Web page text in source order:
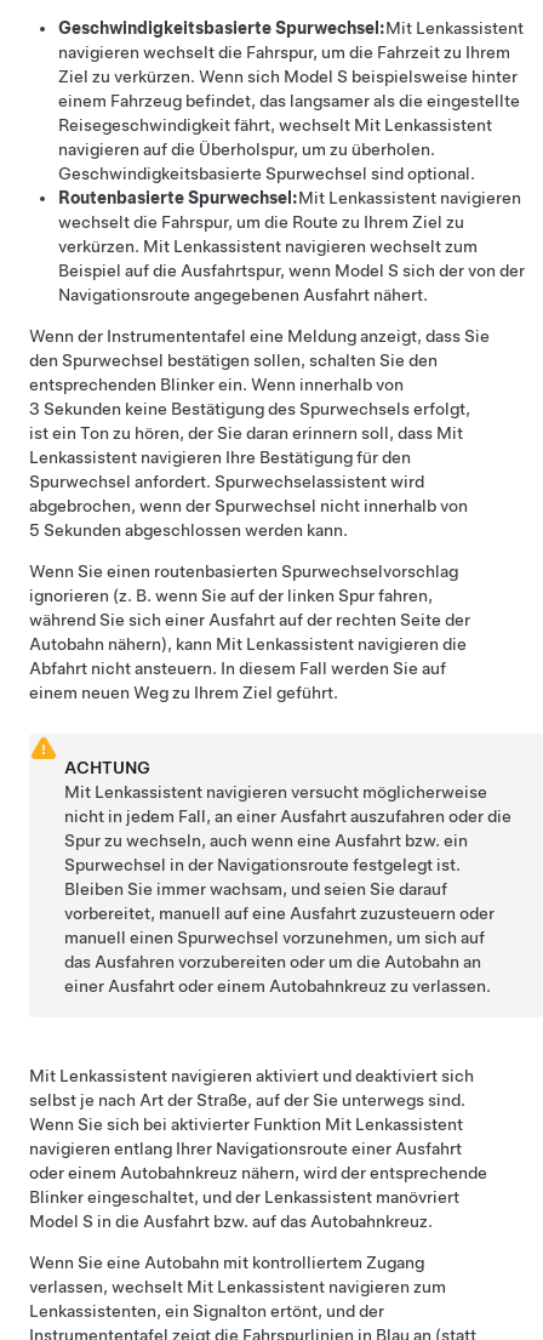
Geschwindigkeitsbasierte Spurwechsel:Mit Lenkassistent
navigieren wechselt die Fahrspur, um die Fahrzeit zu Ihrem
Ziel zu verkürzen. Wenn sich Model S beispielsweise hinter
einem Fahrzeug befindet, das langsamer als die eingestellte
Reisegeschwindigkeit fährt, wechselt Mit Lenkassistent
navigieren auf die Überholspur, um zu überholen.
Geschwindigkeitsbasierte Spurwechsel sind optional.
Routenbasierte Spurwechsel:Mit Lenkassistent navigieren
wechselt die Fahrspur, um die Route zu Ihrem Ziel zu
verkürzen. Mit Lenkassistent navigieren wechselt zum
Beispiel auf die Ausfahrtspur, wenn Model S sich der von der
Navigationsroute angegebenen Ausfahrt nähert.
Wenn der Instrumententafel eine Meldung anzeigt, dass Sie
den Spurwechsel bestätigen sollen, schalten Sie den
entsprechenden Blinker ein. Wenn innerhalb von
3 Sekunden keine Bestätigung des Spurwechsels erfolgt,
ist ein Ton zu hören, der Sie daran erinnern soll, dass Mit
Lenkassistent navigieren Ihre Bestätigung für den
Spurwechsel anfordert. Spurwechselassistentwird
abgebrochen, wenn der Spurwechsel nicht innerhalb von
5 Sekunden abgeschlossen werden kann.
Wenn Sie einen routenbasierten Spurwechselvorschlag
ignorieren (z. B. wenn Sie auf der linken Spur fahren,
während Sie sich einer Ausfahrt auf der rechten Seite der
Autobahn nähern), kann Mit Lenkassistent navigieren die
Abfahrt nicht ansteuern. In diesem Fall werden Sie auf
einem neuen Weg zu Ihrem Ziel geführt.
ACHTUNG
Mit Lenkassistent navigieren versucht möglicherweise
nicht in jedem Fall, an einer Ausfahrt auszufahren oder die
Spur zu wechseln, auch wenn eine Ausfahrt bzw. ein
Spurwechsel in der Navigationsroute festgelegt ist.
Bleiben Sie immer wachsam, und seien Sie darauf
vorbereitet, manuell auf eine Ausfahrt zuzusteuern oder
manuell einen Spurwechsel vorzunehmen, um sich auf
das Ausfahren vorzubereiten oder um die Autobahn an
einer Ausfahrt oder einem Autobahnkreuz zu verlassen.
Mit Lenkassistent navigieren aktiviert und deaktiviert sich
selbst je nach Art der Straße, auf der Sie unterwegs sind.
Wenn Sie sich bei aktivierter Funktion Mit Lenkassistent
navigieren entlang Ihrer Navigationsroute einer Ausfahrt
oder einem Autobahnkreuz nähern, wird der entsprechende
Blinker eingeschaltet, und der Lenkassistent manövriert
Model S in die Ausfahrt bzw. auf das Autobahnkreuz.
Wenn Sie eine Autobahn mit kontrolliertem Zugang
verlassen, wechselt Mit Lenkassistent navigieren zum
Lenkassistenten, ein Signalton ertönt, und der
Instrumententafel zeigt die Fahrspurlinien in Blau an (statt